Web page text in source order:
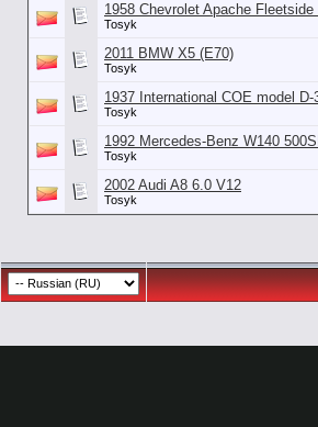
1958 Chevrolet Apache
Tosyk
2011 BMW X5 (E70)
Tosyk
1937 International COE model D-
Tosyk
1992 Mercedes-Benz W140
Tosyk
2002 Audi A8 6.0 V12
Tosyk